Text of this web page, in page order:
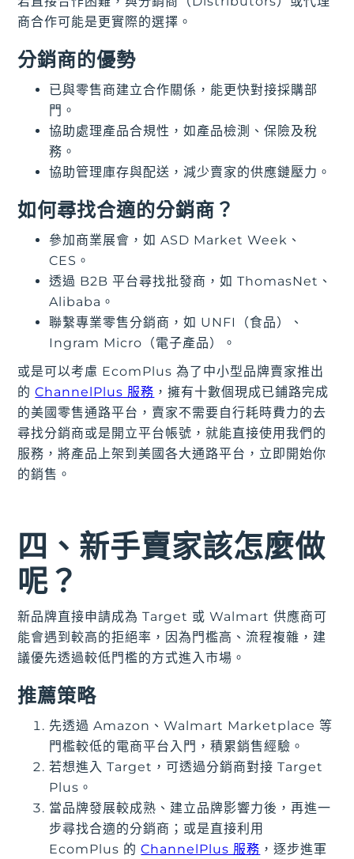
商合作可能是更實際的選擇。
分銷商的優勢
已與零售商建立合作關係，能更快對接採購部
門。
協助處理產品合規性，如產品檢測、保險及稅
務。
協助管理庫存與配送，減少賣家的供應鏈壓力。
如何尋找合適的分銷商？
參加商業展會，如 ASD Market Week、
CES。
透過 B2B 平台尋找批發商，如 ThomasNet、
Alibaba。
聯繫專業零售分銷商，如 UNFI（食品）、
Ingram Micro（電子產品）。
或是可以考慮 EcomPlus 為了中小型品牌賣家推出
的ChannelPlus 服務 ，擁有十數個現成已鋪路完成
的美國零售通路平台，賣家不需要自行耗時費力的去
尋找分銷商或是開立平台帳號，就能直接使用我們的
服務，將產品上架到美國各大通路平台，立即開始你
的銷售。
四、新手賣家該怎麼做
呢？
新品牌直接申請成為 Target 或 Walmart 供應商可
能會遇到較高的拒絕率，因為門檻高、流程複雜，建
議優先透過較低門檻的方式進入市場。
推薦策略
先透過 Amazon、Walmart Marketplace 等
門檻較低的電商平台入門，積累銷售經驗。
若想進入 Target，可透過分銷商對接 Target
Plus。
當品牌發展較成熟、建立品牌影響力後，再進一
步尋找合適的分銷商；或是直接利用
EcomPlus 的ChannelPlus 服務 ，逐步進軍